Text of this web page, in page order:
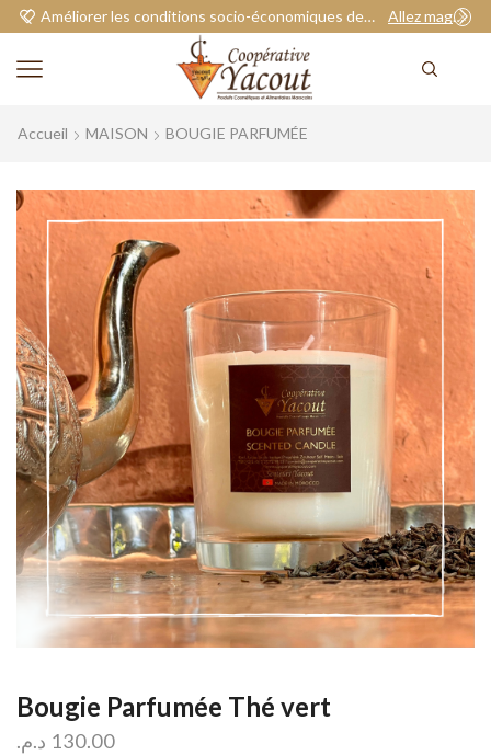
Améliorer les conditions socio-économiques de nos adhérents. Allez magasiner
Accueil MAISON BOUGIE PARFUMÉE
Bougie Parfumée Thé vert
130.00 د.م.